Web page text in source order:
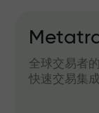
全球交易者
快速交易集